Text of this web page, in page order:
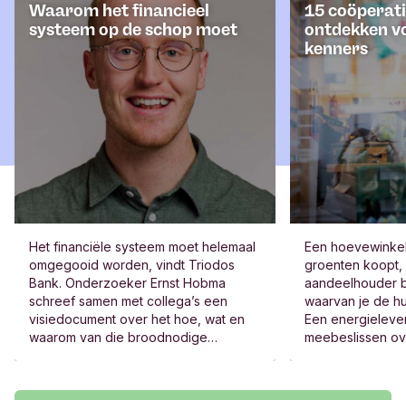
Waarom het financieel
systeem op de schop moet
Het financiële systeem moet helemaal
omgegooid worden, vindt Triodos
Bank. Onderzoeker Ernst Hobma
schreef samen met collega’s een
visiedocument over het hoe, wat en
waarom van die broodnodige
financieel systeem.”
15
ontdekken
kenners
Een
groenten koopt,
aandeelhouder
waarvan je de
Een
meebeslissen